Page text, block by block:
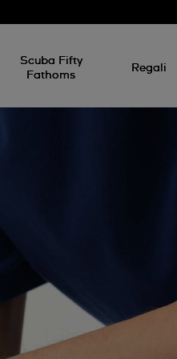
Scuba Fifty
Fathoms
Regali